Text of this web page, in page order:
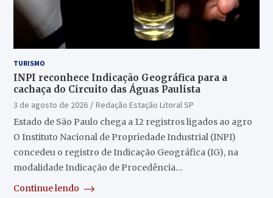
TURISMO
INPI reconhece Indicação Geográfica para a
cachaça do Circuito das Águas Paulista
3 de agosto de 2026
Redação Estação Litoral SP
Estado de São Paulo chega a 12 registros ligados ao agro
O Instituto Nacional de Propriedade Industrial (INPI)
concedeu o registro de Indicação Geográfica (IG), na
modalidade Indicação de Procedência…
Continue lendo